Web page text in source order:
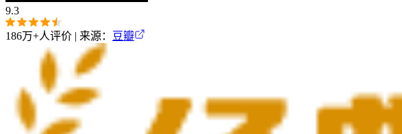
9.3
186万+人评价 | 来源： 豆瓣